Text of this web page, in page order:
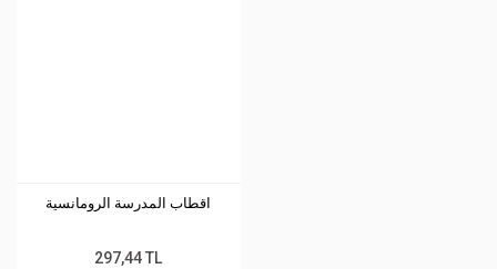
اقطاب المدرسة الرومانسية
297,44 TL